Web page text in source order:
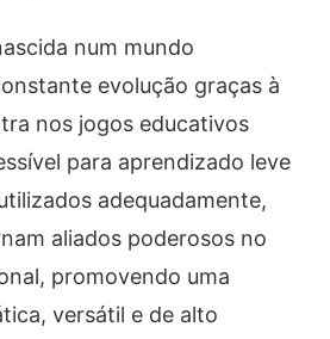
num mundo
evolução graças à
nos jogos educativos
para aprendizado leve
adequadamente,
aliados poderosos no
promovendo uma
versátil e de alto